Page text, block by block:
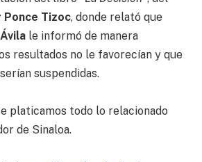
Ponce Tizoc, donde relató que
le informó de manera
resultados no le favorecían y que
suspendidas.
platicamos todo lo relacionado
de Sinaloa.